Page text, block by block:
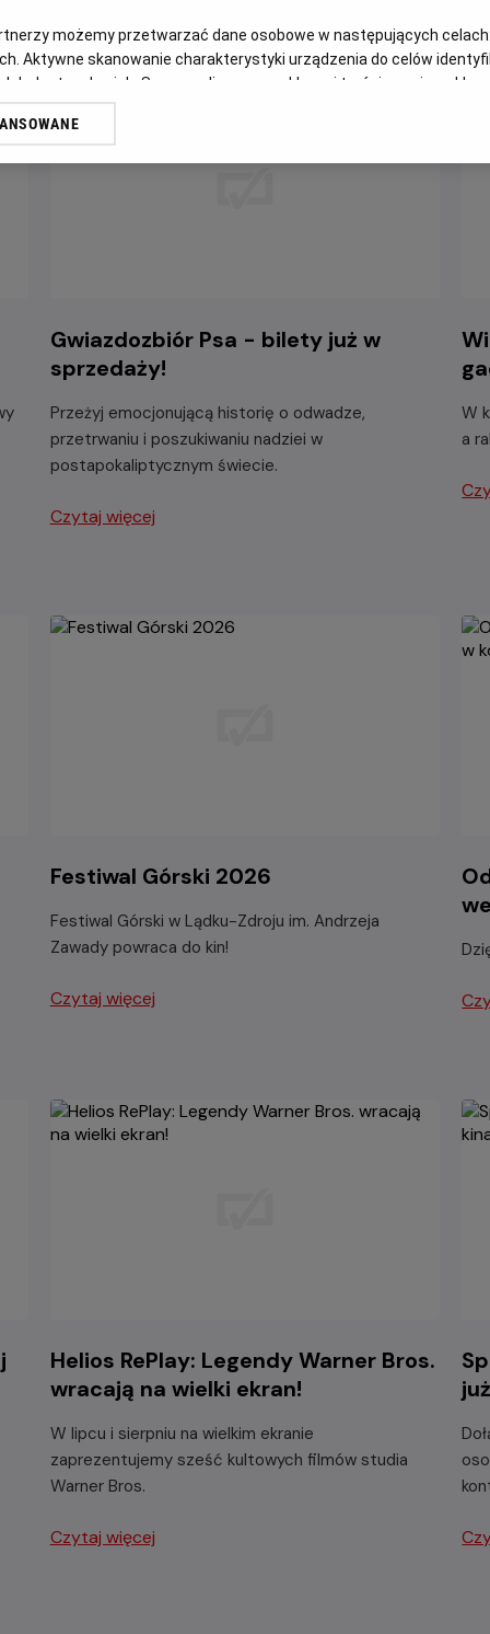
Gwiazdozbiór Psa - bilety już w
sprzedaży!
Przeżyj emocjonującą historię o odwadze,
przetrwaniu i poszukiwaniu nadziei w
postapokaliptycznym świecie.
Czytaj więcej
W
a
Festiwal Górski 2026
Festiwal Górski w Lądku-Zdroju im. Andrzeja
Zawady powraca do kin!
Czytaj więcej
Helios RePlay: Legendy Warner Bros.
wracają na wielki ekran!
W lipcu i sierpniu na wielkim ekranie
zaprezentujemy sześć kultowych filmów studia
Warner Bros.
Czytaj więcej
możemy przetwarzać dane osobowe w następujących
Aktywne skanowanie charakterystyki urządzenia do celów
dostęp do nich. Spersonalizowane reklamy i treści, pomiar